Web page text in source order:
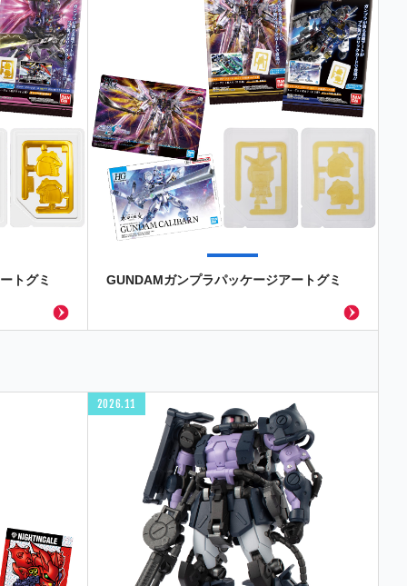
トグミ GUNDAMガンプラパッケージアートグミ
2026.11